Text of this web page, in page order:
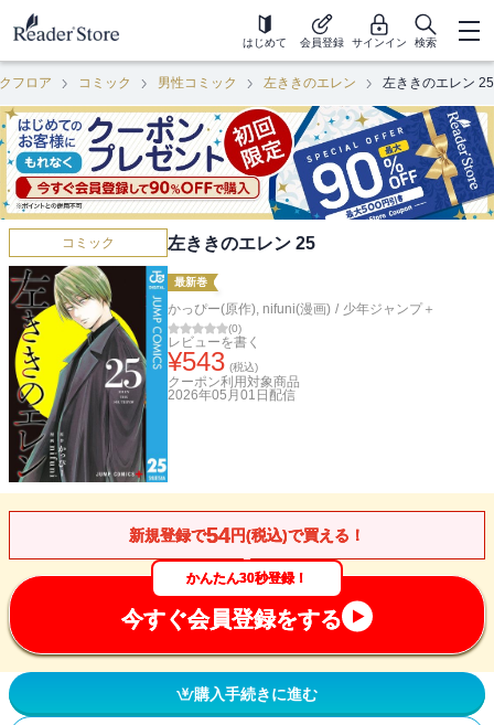
はじめて 会員登録 サインイン 検索
フロア コミック 男性コミック 左ききのエレン 左ききのエレン 25
コミック 左ききのエレン 25
最新巻
かっぴー(原作), nifuni(漫画) / 少年ジャンプ＋
(0)
レビューを書く
¥543 (税込)
クーポン利用対象商品
2026年05月01日 配信
新規登録で54円(税込)で買える！
かんたん30秒登録！
今すぐ会員登録をする
購入手続きに進む